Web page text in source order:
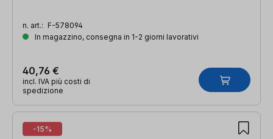
n. art.: F-578094
In magazzino, consegna in 1-2 giorni lavorativi
40,76 €
incl. IVA più costi di
spedizione
-15%